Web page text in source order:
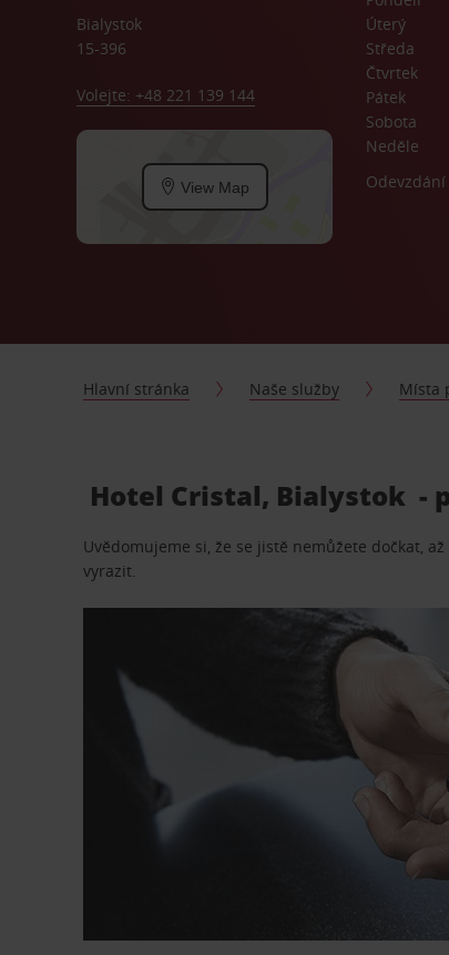
Bialystok
15-396
Volejte: +48 221 139 144
View Map
Úterý
Středa
Čtvrtek
Pátek
Sobota
Neděle
Hlavní stránka Naše služby Místa
Hotel Cristal, Bialystok -
Uvědomujeme si, že se jistě nemůžete dočkat,
vyrazit.